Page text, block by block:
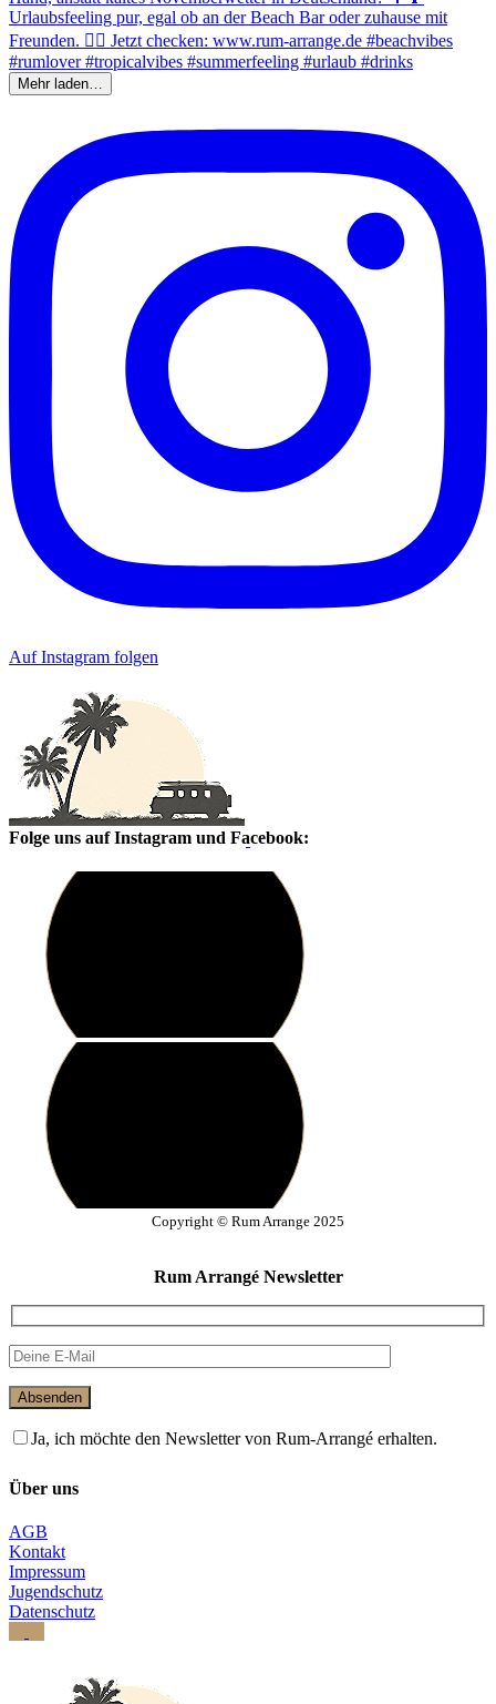
Mehr laden…
Auf Instagram folgen
Folge uns auf Instagram und Facebook:
Copyright © Rum Arrange 2025
Rum Arrangé Newsletter
Absenden
Ja, ich möchte den Newsletter von Rum-Arrangé erhalten.
Über uns
AGB
Kontakt
Impressum
Jugendschutz
Datenschutz